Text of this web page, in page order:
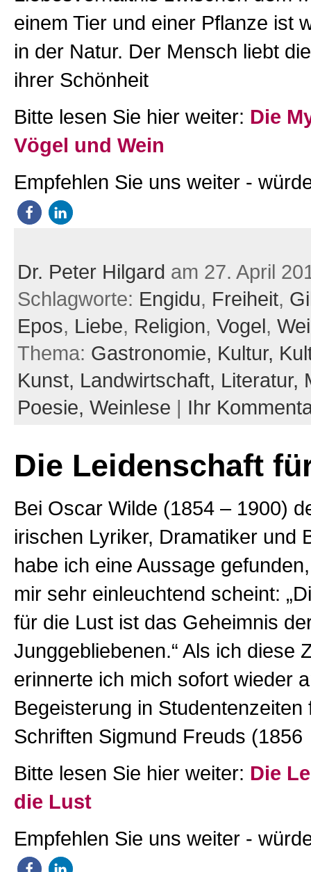
einem Tier und einer Pflanze ist
in der Natur. Der Mensch liebt
ihrer Schönheit
Bitte lesen Sie hier weiter: Die
Vögel und Wein
Empfehlen Sie uns weiter -
Dr. Peter Hilgard am 27. April
Schlagworte: Engidu, Freiheit,
Epos, Liebe, Religion, Vogel,
Thema: Gastronomie, Kultur,
Kunst, Landwirtschaft, Literatur,
Poesie, Weinlese | Ihr
Die Leidenschaft
Bei Oscar Wilde (1854 – 1900)
irischen Lyriker, Dramatiker und
habe ich eine Aussage
mir sehr einleuchtend scheint:
für die Lust ist das Geheimnis
Junggebliebenen.“ Als ich diese
erinnerte ich mich sofort wieder
Begeisterung in Studentenzeiten
Schriften Sigmund Freuds (1856
Bitte lesen Sie hier weiter: Die
die Lust
Empfehlen Sie uns weiter -